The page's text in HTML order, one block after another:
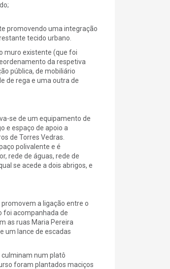
promovendo uma integração
tecido urbano.
muro existente (que foi
da respetiva
pública, de mobiliário
de rega e uma outra de
se de um equipamento de
e espaço de apoio a
de Torres Vedras.
polivalente e é
rede de águas, rede de
se acede a dois abrigos, e
promovem a ligação entre o
foi acompanhada de
as ruas Maria Pereira
um lance de escadas
culminam num platô
foram plantados maciços